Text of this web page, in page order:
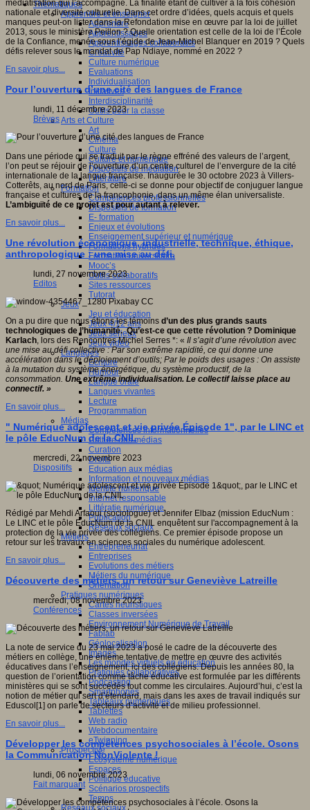
Thématiques
Apprendre et enseigner
Apprendre
Apprentissages
Apprentissages collaboratifs
Créativité
Culture numérique
Evaluations
Individualisation
Initiatives
Interdisciplinarité
Outils pour la classe
Arts et Culture
Art
Cinéma
Culture
Culture et numérique
Dispositifs de médiation
Littérature
Formation
Compétences professionnelles
Dispositifs de formation
E- formation
Enjeux et évolutions
Enseignement supérieur et numérique
Formations hybrides
Formation universitaire
Mooc’s
Outils collaboratifs
Sites ressources
Tutorat
Jeux
Jeu et éducation
Jeux 4/12 ans
Jeux sérieux
Jeux vidéo
Langages
Ecriture
Humour
Langue orale
Langues vivantes
Lecture
Programmation
Médias
Compétences informationnelles
Culture des médias
Curation
Droits
Education aux médias
Information et nouveaux médias
Identité numérique
Internet responsable
Littératie numérique
Publication
Réseaux sociaux
Métiers
Entrepreneuriat
Entreprises
Evolutions des métiers
Métiers du numérique
Orientation
Pratiques numériques
Cartes heuristiques
Classes inversées
Environnement Numérique de Travail
Fablab
Géolocalisation
Images
Les mondes virtuels en éducation
Pratiques collaboratives
Podcasting
Smartphones
Tableaux numériques
Tablettes
Web radio
Webdocumentaire
eTwinning
Prospective
Ecosystème numérique
Espaces
Politique éducative
Scénarios prospectifs
Temps
Réseaux sociaux
médiatisation qui l’accompagne. La finalité étant de cultiver à la fois cohésion
nationale et diversité culturelle. Dans cet ordre d’idées, quels acquis et quels
manques peut-on lister dans la Refondation mise en œuvre par la loi de juillet
2013, sous le ministère Peillon ? Quelle orientation est celle de la loi de l’École
de la Confiance, menée sous l’égide de Jean-Michel Blanquer en 2019 ? Quels
défis relever sous le mandat de Pap Ndiaye, nommé en 2022 ?
En savoir plus...
Pour l’ouverture d’une cité des langues de France
lundi, 11 décembre 2023
Brèves
Dans une période qui se traduit par le règne effréné des valeurs de l’argent,
l’on peut se réjouir de l’ouverture d’un centre culturel de l’envergure de la cité
internationale de la langue française. Inaugurée le 30 octobre 2023 à Villers-
Cotterêts, au nord de Paris, celle-ci se donne pour objectif de conjuguer langue
française et cultures de la francophonie, dans un même élan universaliste.
L’ambiguïté de ce projet est pour autant à relever.
En savoir plus...
Une révolution économique, industrielle, technique, éthique,
anthropologique : une mise au défi.
lundi, 27 novembre 2023
Editos
On a pu dire que nous étions les témoins d’un des plus grands sauts
technologiques de l’humanité. Qu’est-ce que cette révolution ? Dominique
Karlach, lors des Rencontres Michel Serres *: « Il s’agit d’une révolution avec
une mise au défi collective : Par son extrême rapidité, ce qui donne une
accélération dans le déploiement d’outils; Par le poids des usages : On assiste
à la mutation du système énergétique, du système productif, de la
consommation. Une extrême individualisation. Le collectif laisse place au
connectif. »
En savoir plus...
" Numérique adolescent et vie privée Épisode 1", par le LINC et
le pôle EducNum de la CNIL
mercredi, 22 novembre 2023
Dispositifs
Rédigé par Mehdi Arfaoui (sociologue) et Jennifer Elbaz (mission EducNum :
Le LINC et le pôle EducNum de la CNIL enquêtent sur l'accompagnement à la
protection de la vie privée des collégiens. Ce premier épisode propose un
retour sur les travaux en sciences sociales du numérique adolescent.
En savoir plus...
Découverte des métiers, un retour sur Geneviève Latreille
mercredi, 08 novembre 2023
Conférences
La note de service du 23 mai 2023 a posé le cadre de la découverte des
métiers en collège, une énième tentative de mettre en œuvre des activités
éducatives dans l’enseignement, ici des collégiens. Depuis les années 80, la
question de l’orientation comme tâche éducative est formulée par les différents
ministères qui se sont succédés tout comme les circulaires. Aujourd’hui, c’est la
notion de métier qui sert d’étendard, mais dans les axes de travail indiqués sur
Eduscol[1] on parle de secteurs d’activité et de milieu professionnel.
En savoir plus...
Développer les compétences psychosociales à l’école. Osons
la Communication NonViolente !
lundi, 06 novembre 2023
Fait marquant